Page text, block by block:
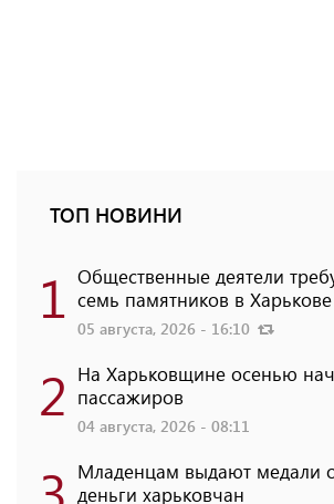
ТОП НОВИНИ
1 Общественные деятели
семь памятников в Харькове
05 августа, 2026 - 16:10
2 На Харьковщине осенью
пассажиров
04 августа, 2026 - 08:11
Младенцам выдают медали
деньги харьковчан